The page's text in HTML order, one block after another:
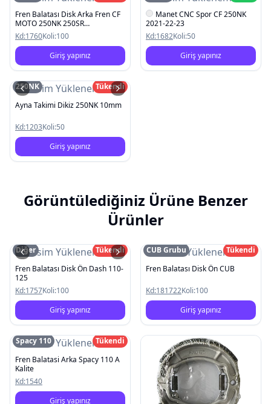
Fren Balatası Disk Arka Fren CF
MOTO 250NK 250SR
2022/CBR125 2011-2017
Kd:1760Koli:100
Giriş yapınız
Manet CNC Spor CF 250NK
2021-22-23
Kd:1682Koli:50
Giriş yapınız
Resim Yüklenemedi
250NK
Tükendi
Ayna Takimi Dikiz 250NK 10mm
Kd:1203Koli:50
Giriş yapınız
Görüntülediğiniz Ürüne Benzer
Ürünler
Resim Yüklenemedi
Diğer
Tükendi
Fren Balatası Disk Ön Dash 110-
125
Kd:1757Koli:100
Giriş yapınız
Resim Yüklenemedi
CUB Grubu
Tükendi
Fren Balatası Disk Ön CUB
Kd:181722Koli:100
Giriş yapınız
Resim Yüklenemedi
Spacy 110
Tükendi
Fren Balatasi Arka Spacy 110 A
Kalite
Kd:1540
Giriş yapınız